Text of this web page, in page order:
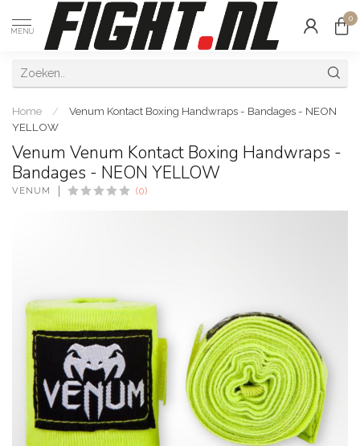
MENU
0
Home /
Venum Kontact Boxing Handwraps - Bandages - NEON
YELLOW
Venum Venum Kontact Boxing Handwraps -
Bandages - NEON YELLOW
VENUM (0)